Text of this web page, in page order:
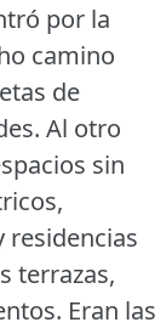
por la
camino
de
Al otro
sin
residencias
terrazas,
Eran las